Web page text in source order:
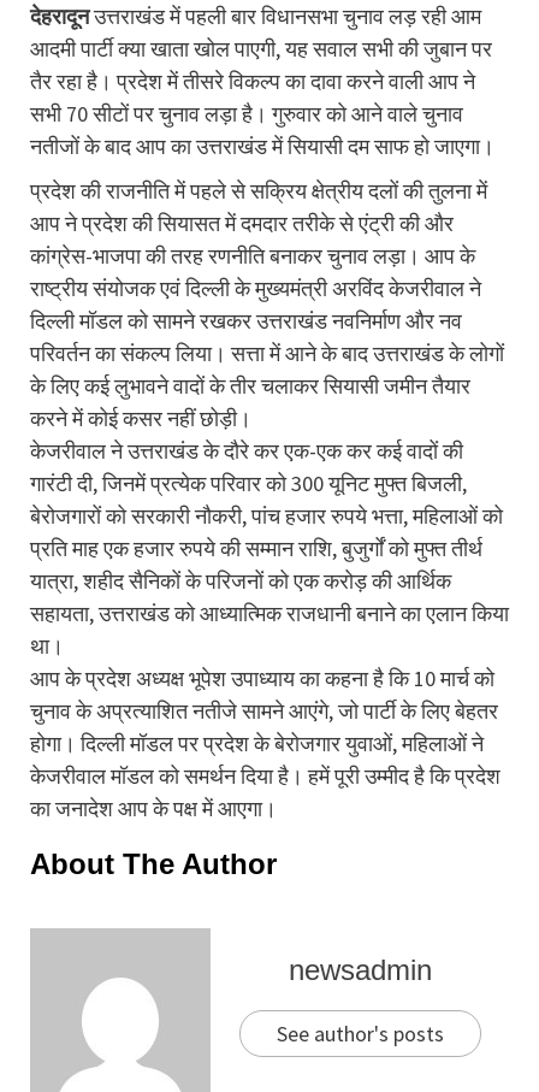
देहरादूनउत्तराखंड में पहली बार विधानसभा चुनाव लड़ रही आम
आदमी पार्टी क्या खाता खोल पाएगी, यह सवाल सभी की जुबान पर
तैर रहा है। प्रदेश में तीसरे विकल्प का दावा करने वाली आप ने
सभी 70 सीटों पर चुनाव लड़ा है। गुरुवार को आने वाले चुनाव
नतीजों के बाद आप का उत्तराखंड में सियासी दम साफ हो जाएगा।
प्रदेश की राजनीति में पहले से सक्रिय क्षेत्रीय दलों की तुलना में
आप ने प्रदेश की सियासत में दमदार तरीके से एंट्री की और
कांग्रेस-भाजपा की तरह रणनीति बनाकर चुनाव लड़ा। आप के
राष्ट्रीय संयोजक एवं दिल्ली के मुख्यमंत्री अरविंद केजरीवाल ने
दिल्ली मॉडल को सामने रखकर उत्तराखंड नवनिर्माण और नव
परिवर्तन का संकल्प लिया। सत्ता में आने के बाद उत्तराखंड के लोगों
के लिए कई लुभावने वादों के तीर चलाकर सियासी जमीन तैयार
करने में कोई कसर नहीं छोड़ी।
केजरीवाल ने उत्तराखंड के दौरे कर एक-एक कर कई वादों की
गारंटी दी, जिनमें प्रत्येक परिवार को 300 यूनिट मुफ्त बिजली,
बेरोजगारों को सरकारी नौकरी, पांच हजार रुपये भत्ता, महिलाओं को
प्रति माह एक हजार रुपये की सम्मान राशि, बुजुर्गों को मुफ्त तीर्थ
यात्रा, शहीद सैनिकों के परिजनों को एक करोड़ की आर्थिक
सहायता, उत्तराखंड को आध्यात्मिक राजधानी बनाने का एलान किया
था।
आप के प्रदेश अध्यक्ष भूपेश उपाध्याय का कहना है कि 10 मार्च को
चुनाव के अप्रत्याशित नतीजे सामने आएंगे, जो पार्टी के लिए बेहतर
होगा। दिल्ली मॉडल पर प्रदेश के बेरोजगार युवाओं, महिलाओं ने
केजरीवाल मॉडल को समर्थन दिया है। हमें पूरी उम्मीद है कि प्रदेश
का जनादेश आप के पक्ष में आएगा।
About The Author
newsadmin
See author's posts